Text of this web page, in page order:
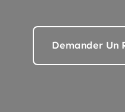
Demander Un